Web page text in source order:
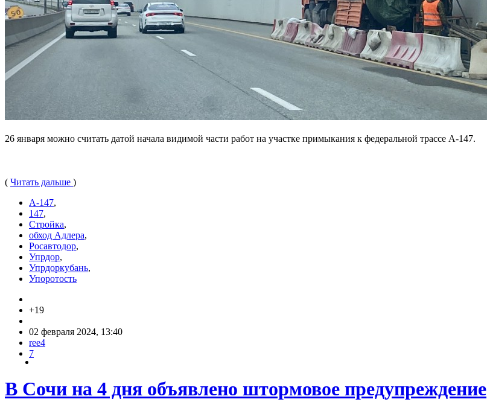
26 января можно считать датой начала видимой части работ на участке примыкания к федеральной трассе А-147.
( Читать дальше )
А-147,
147,
Стройка,
обход Адлера,
Росавтодор,
Упрдор,
Упрдоркубань,
Упоротость
+19
02 февраля 2024, 13:40
ree4
7
В Сочи на 4 дня объявлено штормовое предупреждение